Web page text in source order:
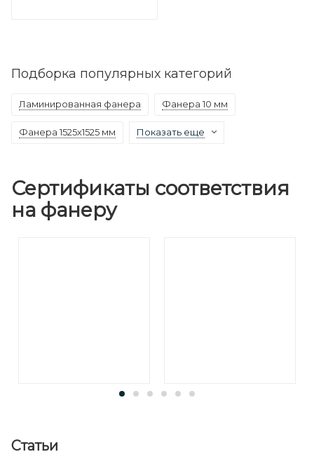
Подборка популярных категорий
Ламинированная фанера Фанера 10 мм
Фанера 1525х1525 мм Показать еще
Сертификаты соответствия
на фанеру
Статьи